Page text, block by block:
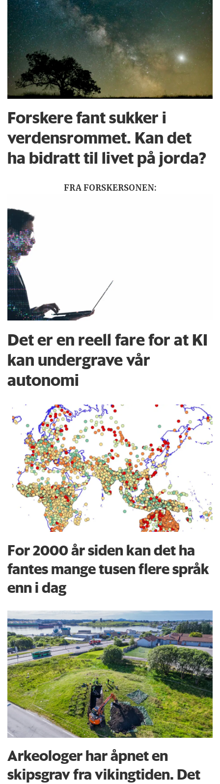
Forskere fant sukker i
verdensrommet. Kan det
ha bidratt til livet på jorda?
FRA FORSKERSONEN:
Det er en reell fare for at KI
kan undergrave vår
autonomi
For 2000 år siden kan det ha
fantes mange tusen flere språk
enn i dag
Arkeologer har åpnet en
skipsgrav fra vikingtiden. Det